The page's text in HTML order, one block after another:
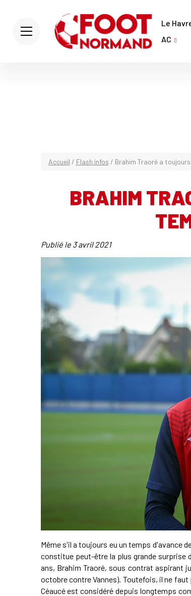
Le
AC
Accueil / Flash infos / Brahim Traoré a
BRAHIM
Publié le 3 avril 2021
Même s'il a toujours eu un temps d'avance
constitue peut-être la plus grande surprise
ans, Brahim Traoré, sous contrat aspirant
octobre contre Vannes). Toutefois, il ne
Céaucé est considéré depuis longtemps